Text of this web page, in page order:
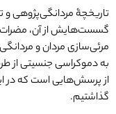
تاریخچۀ مردانگی‌پژوهی و
گسست‌هایش از آن، مضرات
مرئی‌سازی مردان و
به دموکراسی جنسیتی از
از پرسش‌هایی است که در
گذاشتیم.